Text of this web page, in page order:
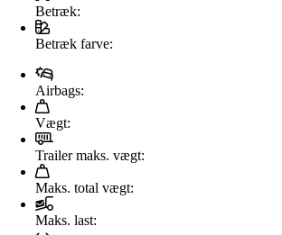
Betræk:
Betræk farve:
Airbags:
Vægt:
Trailer maks. vægt:
Maks. total vægt:
Maks. last: